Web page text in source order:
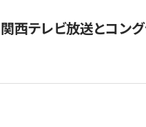
関西テレビ放送とコン